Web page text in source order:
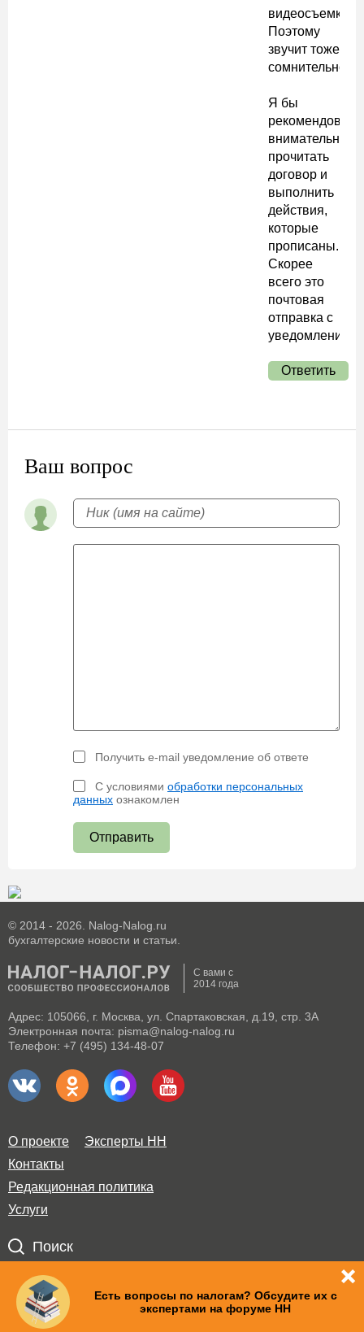
видеосъемки...
Поэтому
звучит тоже
сомнительно.
Я бы
рекомендовал
внимательно
прочитать
договор и
выполнить
действия,
которые
прописаны.
Скорее
всего это
почтовая
отправка с
уведомлением.
Ответить
Ваш вопрос
Получить e-mail уведомление об ответе
С условиями обработки персональных
данных ознакомлен
Отправить
© 2014 - 2026. Nalog-Nalog.ru
бухгалтерские новости и статьи.
С вами с
2014 года
Адрес: 105066, г. Москва, ул. Спартаковская, д.19, стр. 3А
Электронная почта: pisma@nalog-nalog.ru
Телефон: +7 (495) 134-48-07
О проекте
Эксперты НН
Контакты
Редакционная политика
Услуги
Поиск
Правила использования материалов и авторские права
Пользовательское соглашение
Политика по обработке персональных данных
Есть вопросы по налогам? Обсудите их с
экспертами на форуме НН